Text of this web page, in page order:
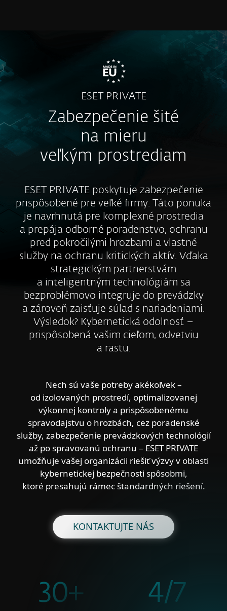
ESET PRIVATE
Zabezpečenie šité
na mieru
veľkým prostrediam
ESET PRIVATE poskytuje zabezpečenie
prispôsobené pre veľké firmy. Táto ponuka
je navrhnutá pre komplexné prostredia
a prepája odborné poradenstvo, ochranu
pred pokročilými hrozbami a vlastné
služby na ochranu kritických aktív. Vďaka
strategickým partnerstvám
a inteligentným technológiám sa
bezproblémovo integruje do prevádzky
a zároveň zaisťuje súlad s nariadeniami.
Výsledok? Kybernetická odolnosť –
prispôsobená vašim cieľom, odvetviu
a rastu.
Nech sú vaše potreby akékoľvek –
od izolovaných prostredí, optimalizovanej
výkonnej kontroly a prispôsobenému
spravodajstvu o hrozbách, cez poradenské
služby, zabezpečenie prevádzkových technológií
až po spravovanú ochranu – ESET PRIVATE
umožňuje vašej organizácii riešiť výzvy v oblasti
kybernetickej bezpečnosti spôsobmi,
ktoré presahujú rámec štandardných riešení.
KONTAKTUJTE NÁS
30+ 4/7